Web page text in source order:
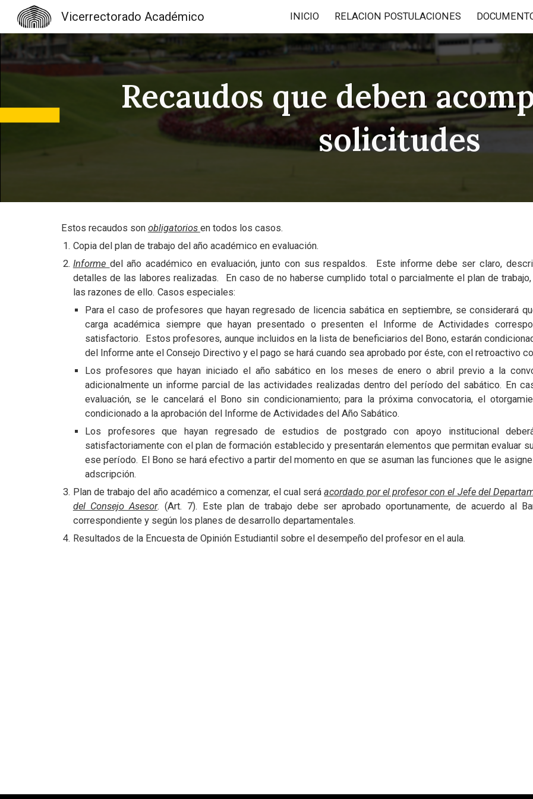
Skip to main content Skip to
Vicerrectorado Académico INICIO RELACION POSTULACIONES
Recaudos que deben
solicitudes
Estos recaudos son obligatorios en todos los casos.
Copia del plan de trabajo del año académico en evaluación.
Informe del año académico en evaluación, junto con sus respaldos. Este informe debe ser claro,
detalles de las labores realizadas. En caso de no haberse cumplido total o parcialmente el plan de
las razones de ello. Casos especiales:
Para el caso de profesores que hayan regresado de licencia sabática en septiembre, se considerará
carga académica siempre que hayan presentado o presenten el Informe de Actividades
satisfactorio. Estos profesores, aunque incluidos en la lista de beneficiarios del Bono, estarán
del Informe ante el Consejo Directivo y el pago se hará cuando sea aprobado por éste, con el retroactivo
Los profesores que hayan iniciado el año sabático en los meses de enero o abril previo a la
adicionalmente un informe parcial de las actividades realizadas dentro del período del sabático. En
evaluación, se le cancelará el Bono sin condicionamiento; para la próxima convocatoria, el
condicionado a la aprobación del Informe de Actividades del Año Sabático.
Los profesores que hayan regresado de estudios de postgrado con apoyo institucional
satisfactoriamente con el plan de formación establecido y presentarán elementos que permitan evaluar
ese período. El Bono se hará efectivo a partir del momento en que se asuman las funciones que le
adscripción.
Plan de trabajo del año académico a comenzar, el cual seráacordado por el profesor con el Jefe del
del Consejo Asesor. (Art. 7). Este plan de trabajo debe ser aprobado oportunamente, de acuerdo al
correspondiente y según los planes de desarrollo departamentales.
Resultados de la Encuesta de Opinión Estudiantil sobre el desempeño del profesor en el aula.